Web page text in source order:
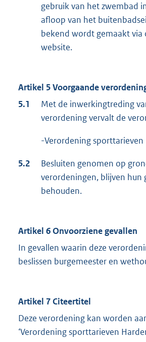
gebruik van het zwembad
afloop van het
bekend wordt gemaakt via
website.
Artikel 5 Voorgaande
5.1
Met de inwerkingtreding
verordening vervalt de
-Verordening
5.2
Besluiten genomen op
verordeningen, blijven hun
behouden.
Artikel 6 Onvoorziene gevallen
In gevallen waarin deze
beslissen burgemeester en
Artikel 7 Citeertitel
Deze verordening kan worden
‘Verordening sporttarieven